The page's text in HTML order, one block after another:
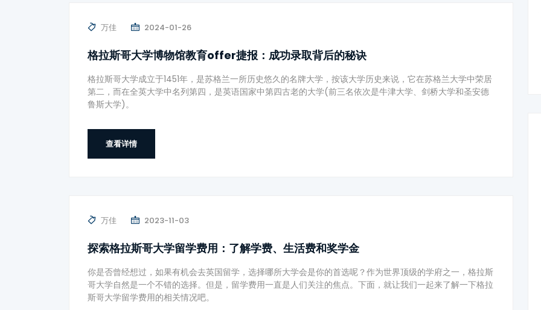
万佳 2024-01-26
格拉斯哥大学博物馆教育offer捷报：成功录取背后的秘诀
格拉斯哥大学成立于1451年，是苏格兰一所历史悠久的名牌大学，按该大学历史来说，它在苏格兰大学中荣居
第二，而在全英大学中名列第四，是英语国家中第四古老的大学(前三名依次是牛津大学、剑桥大学和圣安德
鲁斯大学)。
查看详情
万佳 2023-11-03
探索格拉斯哥大学留学费用：了解学费、生活费和奖学金
你是否曾经想过，如果有机会去英国留学，选择哪所大学会是你的首选呢？作为世界顶级的学府之一，格拉斯
哥大学自然是一个不错的选择。但是，留学费用一直是人们关注的焦点。下面，就让我们一起来了解一下格拉
斯哥大学留学费用的相关情况吧。